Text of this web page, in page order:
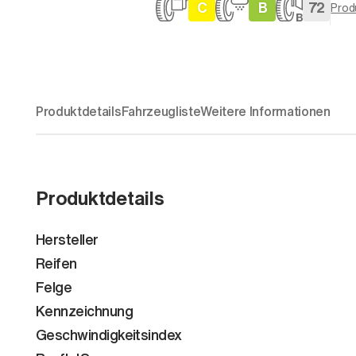
ProduktdetailsFahrzeuglisteWeitere Informationen
Produktdetails
Hersteller
Reifen
Felge
Kennzeichnung
Geschwindigkeitsindex
C B 72